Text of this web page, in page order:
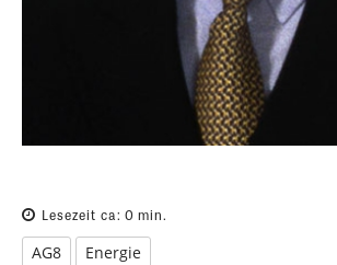
Lesezeit ca: 0 min.
AG8 Energie